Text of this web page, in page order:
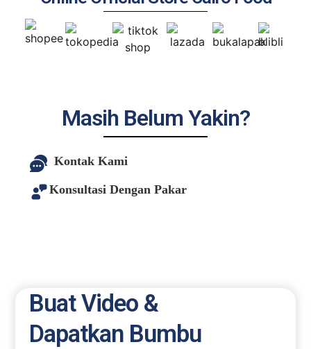
Masih Belum Yakin?
Kontak Kami
Konsultasi Dengan Pakar
Buat Video &
Dapatkan Bumbu